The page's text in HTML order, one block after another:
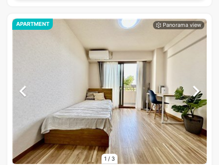
1 / 3
APARTMENT